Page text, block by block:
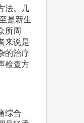
法。几
是新生
所周
来说是
的治疗
检查方
综合